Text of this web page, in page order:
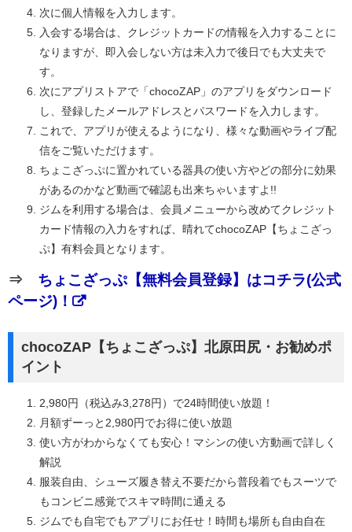
次に個人情報を入力します。
入会する場合は、クレジットカードの情報を入力することに
なりますが、即入会しない方は未入力で後日でも大丈夫で
す。
次にアプリストアで「chocoZAP」のアプリをダウンロード
し、登録したメールアドレスとパスワードを入力します。
これで、アプリが使えるようになり、様々な動画やライブ配
信をご覧いただけます。
ちょこざっぷに置かれている器具の使い方やどの部分に効果
があるのかなど動画で確認も出来ちゃいますよ!!
ジムを利用する場合は、会員メニューから改めてクレジット
カード情報の入力をすれば、晴れてchocoZAP【ちょこざっ
ぷ】有料会員となります。
⇒ ちょこざっぷ【無料会員登録】はコチラ(公式
ページ)！
chocoZAP【ちょこざっぷ】北原田尻・お勧めポ
イント
2,980円（税込み3,278円）で24時間使い放題！
月額ずーっと2,980円でお得に使い放題
使い方がわからなくても安心！マシンの使い方動画で詳しく
解説
服装自由、シューズ履き替え不要だから普段着でもスーツで
もコンビニ感覚でスキマ時間に通える
ジムでも自宅でもアプリにお任せ！時間も場所も自由自在